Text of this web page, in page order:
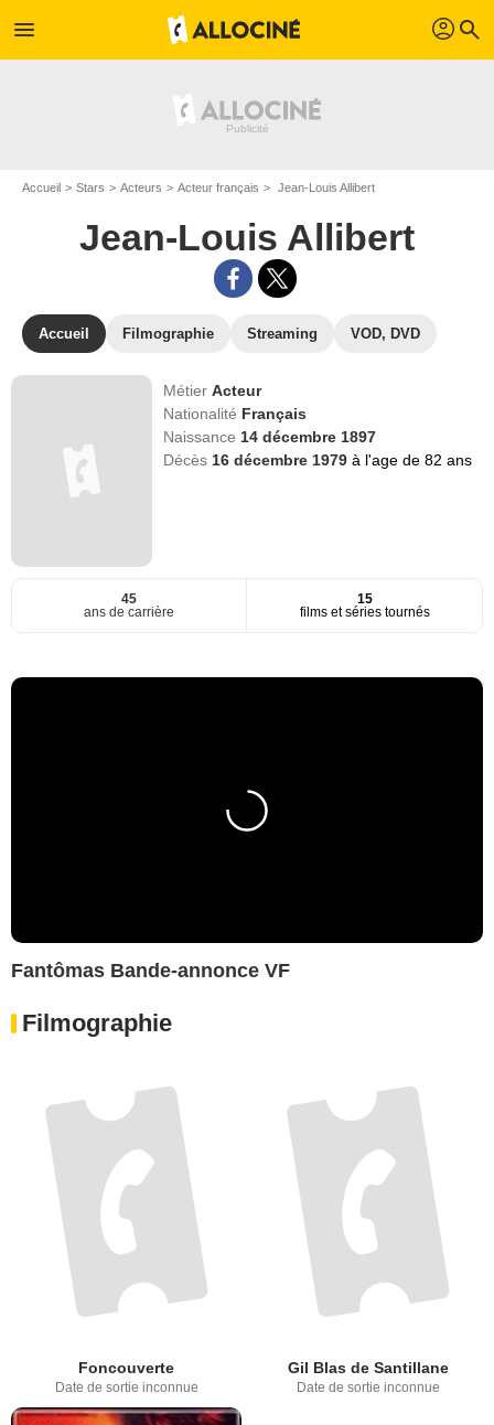
menu profil search
Accueil Stars Acteurs Acteur français Jean-Louis Allibert
Jean-Louis Allibert
Accueil Filmographie Streaming VOD, DVD
MétierActeur
Nationalité Français
Naissance 14 décembre 1897
Décès 16 décembre 1979à l'age de 82 ans
45
ans de carrière
15
films et séries tournés
Fantômas Bande-annonce VF
Filmographie
Foncouverte
Date de sortie inconnue
Gil Blas de Santillane
Date de sortie inconnue